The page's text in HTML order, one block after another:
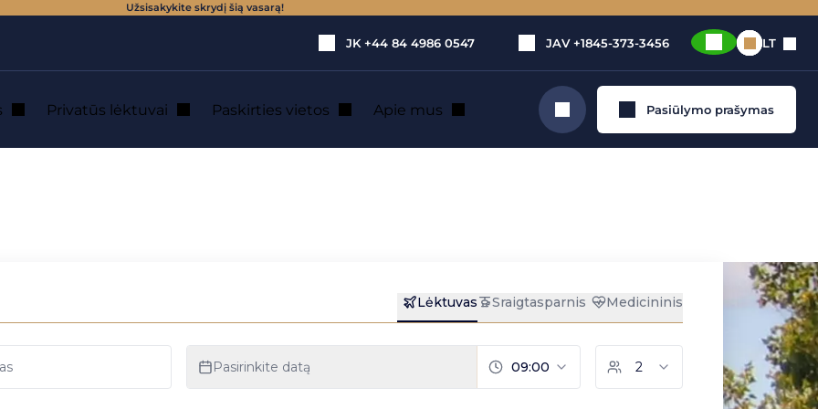
Užsisakykite skrydį šią vasarą!
JK +44 84 4986 0547 JAV +1845-373-3456 LT
Privatūs lėktuvai Paskirties vietos Apie mus Ieškoti Pasiūlymo prašymas